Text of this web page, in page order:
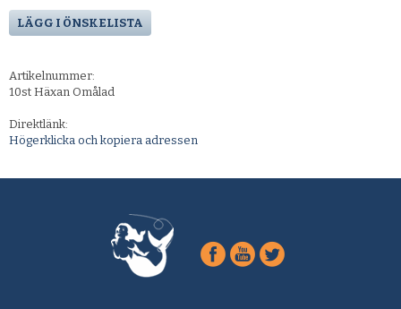
LÄGG I ÖNSKELISTA
Artikelnummer:
10st Häxan Omålad
Direktlänk:
Högerklicka och kopiera adressen